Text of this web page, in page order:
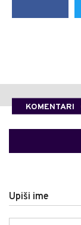
KOMENTARI
Upiši ime